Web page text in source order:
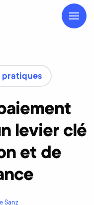
pratiques
levier clé
et de
Sanz